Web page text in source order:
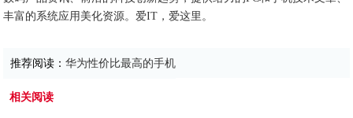
丰富的系统应用美化资源。爱IT，爱这里。
推荐阅读：华为性价比最高的手机
相关阅读